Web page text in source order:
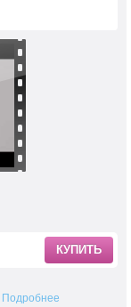
КУПИТЬ
Подробнее